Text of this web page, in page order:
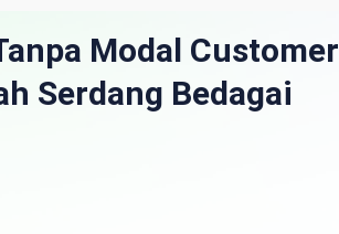
Modal Customer
Serdang Bedagai